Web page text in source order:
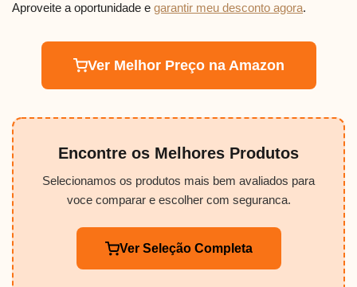
Aproveite a oportunidade e garantir meu desconto agora.
Ver Melhor Preço na Amazon
Encontre os Melhores Produtos
Selecionamos os produtos mais bem avaliados para
voce comparar e escolher com seguranca.
Ver Seleção Completa